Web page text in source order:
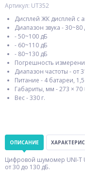
Артикул: UT352
Дисплей ЖК дисплей с
Диапазон звука - 30~80
- 50~100 дБ
- 60~110 дБ
- 80~130 дБ
Погрешность
Диапазон частоты - от
Питание - 4 батареи,
Габариты, мм - 273 × 70
Вес - 330 г.
ОПИСАНИЕ
Цифровой шумомер UNI-T
от 30 до 130 дБ.